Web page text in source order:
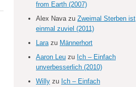
from Earth (2007)
Alex Navazu Zweimal Sterben ist
einmal zuviel (2011)
Larazu Männerhort
Aaron Leu zu Ich – Einfach
unverbesserlich (2010)
Willy zu Ich – Einfach